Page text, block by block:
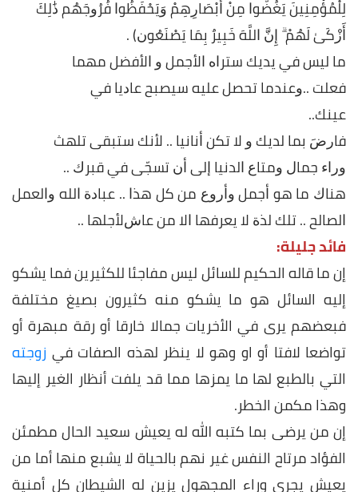
ﻟِﻠْﻤُﺆْﻣِﻨِﻴﻦَ ﻳَﻐُﻀُّﻮﺍ ﻣِﻦْ ﺃَﺑْﺼَﺎﺭِﻫِﻢْ ﻭَﻳَﺤْﻔَﻈُﻮﺍ ﻓُﺮُﻭﺟَﻬُﻢ ﺫَٰﻟِﻚَ
ﺃَﺯْﻛَﻰٰ ﻟَﻬُﻢْ ۗ ﺇِﻥَّ ﺍﻟﻠَّﻪَ ﺧَﺒِﻴﺮٌ ﺑِﻤَﺎ ﻳَﺼْﻨَﻌُﻮﻥ) .
ﻣﺎ ﻟﻴﺲ ﻓﻲ ﻳﺪﻳﻚ ﺳﺘﺮﺍﻩ ﺍﻷﺟﻤﻞ ﻭ ﺍﻷﻓﻀﻞ ﻣﻬﻤﺎ
ﻓﻌﻠﺖ ..ﻭﻋﻨﺪﻣﺎ ﺗﺤﺼﻞ ﻋﻠﻴﻪ ﺳﻴﺼﺒﺢ ﻋﺎﺩﻳﺎ ﻓﻲ
ﻋﻴﻨﻚ..
ﻓﺎﺭﺽَ ﺑﻤﺎ ﻟﺪﻳﻚ ﻭ ﻻ ﺗﻜﻦ ﺃﻧﺎﻧﻴﺎ .. ﻷﻧﻚ ﺳﺘﺒﻘﻰ ﺗﻠﻬﺚ
ﻭﺭﺍﺀ ﺟﻤﺎﻝ ﻭﻣﺘﺎﻉ ﺍﻟﺪﻧﻴﺎ ﺇﻟﻰ ﺃﻥ ﺗﺴﺠّﻰ ﻓﻲ ﻗﺒﺮﻙ ..
ﻫﻨﺎﻙ ﻣﺎ ﻫﻮ ﺃﺟﻤﻞ ﻭﺃﺭﻭﻉ ﻣﻦ ﻛﻞ ﻫﺬﺍ .. ﻋﺒﺎﺩﺓ ﺍﻟﻠﻪ ﻭﺍﻟﻌﻤﻞ
ﺍﻟﺼﺎﻟﺢ .. ﺗﻠﻚ ﻟﺬﺓ ﻻ ﻳﻌﺮﻓﻬﺎ ﺍﻻ ﻣﻦ ﻋﺎﺵﻷﺟﻠﻬﺎ ..
فائد جليلة:
إن ما قاله الحكيم للسائل ليس مفاجئا للكثيرين فما يشكو
إليه السائل هو ما يشكو منه كثيرون بصيغ مختلفة
فبعضهم يرى في الأخريات جمالا خارقا أو رقة مبهرة أو
تواضعا لافتا أو او وهو لا ينظر لهذه الصفات في زوجته
التي بالطبع لها ما يمزها مما قد يلفت أنظار الغير إليها
وهذا مكمن الخطر.
إن من يرضى بما كتبه الله له يعيش سعيد الحال مطمئن
الفؤاد مرتاح النفس غير نهم بالحياة لا يشبع منها أما من
يعيش يجري وراء المجهول يزين له الشيطان كل أمنية